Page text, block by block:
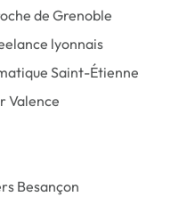
de Grenoble
lyonnais
Saint-Étienne
Valence
Besançon